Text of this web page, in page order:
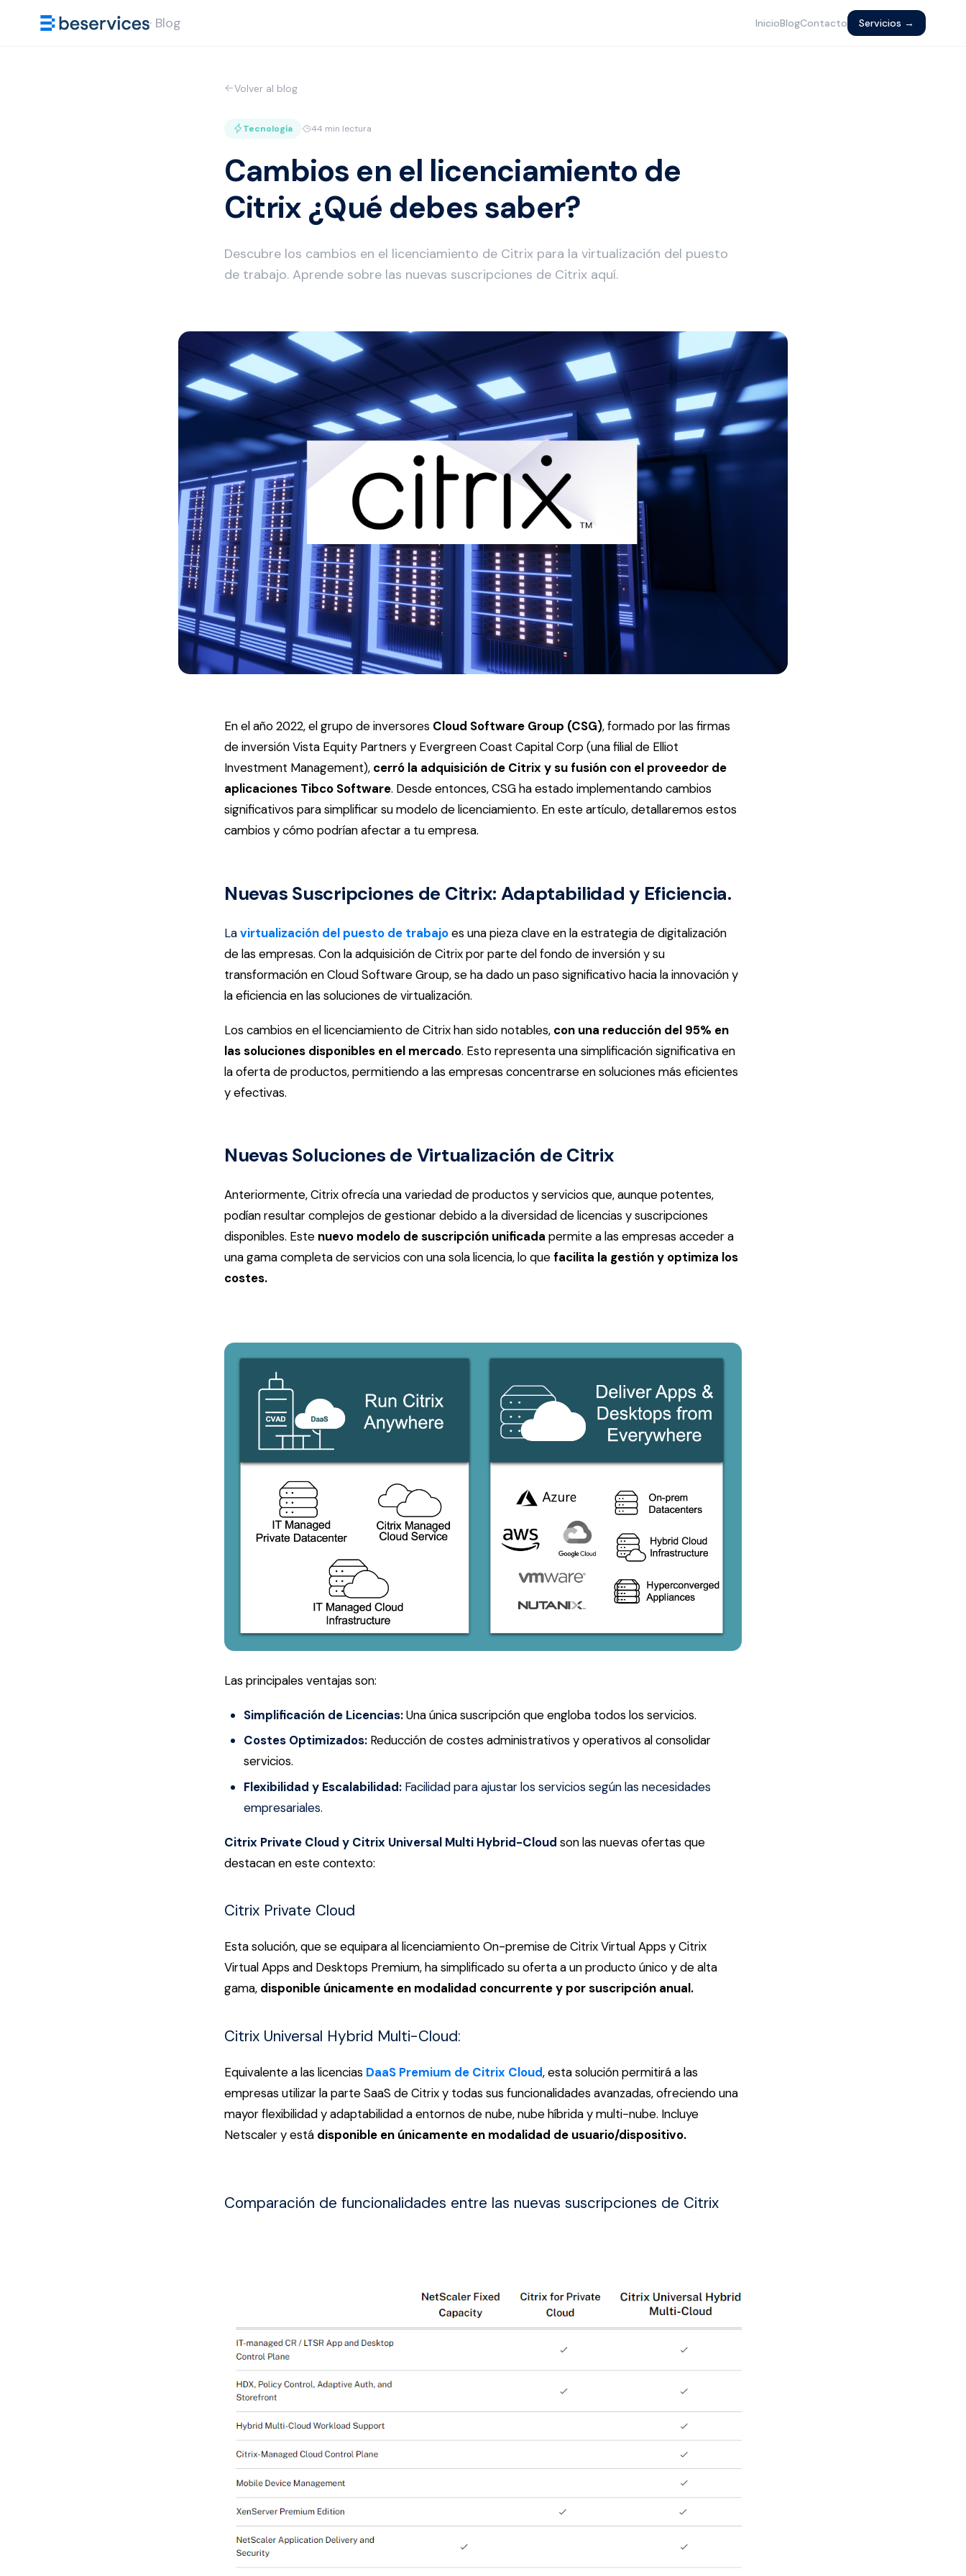
· Blog InicioBlogContacto Servicios →
Volver al blog
Tecnología · 44 min lectura
Cambios en el licenciamiento de
Citrix ¿Qué debes saber?
Descubre los cambios en el licenciamiento de Citrix para la virtualización del puesto
de trabajo. Aprende sobre las nuevas suscripciones de Citrix aquí.
En el año 2022, el grupo de inversores Cloud Software Group (CSG), formado por las firmas
de inversión Vista Equity Partners y Evergreen Coast Capital Corp (una filial de Elliot
Investment Management), cerró la adquisición de Citrix y su fusión con el proveedor de
aplicaciones Tibco Software. Desde entonces, CSG ha estado implementando cambios
significativos para simplificar su modelo de licenciamiento. En este artículo, detallaremos estos
cambios y cómo podrían afectar a tu empresa.
Nuevas Suscripciones de Citrix: Adaptabilidad y Eficiencia.
Lavirtualización del puesto de trabajoes una pieza clave en la estrategia de digitalización
de las empresas. Con la adquisición de Citrix por parte del fondo de inversión y su
transformación en Cloud Software Group, se ha dado un paso significativo hacia la innovación y
la eficiencia en las soluciones de virtualización.
Los cambios en el licenciamiento de Citrix han sido notables, con una reducción del 95% en
las soluciones disponibles en el mercado. Esto representa una simplificación significativa en
la oferta de productos, permitiendo a las empresas concentrarse en soluciones más eficientes
y efectivas.
Nuevas Soluciones de Virtualización de Citrix
Anteriormente, Citrix ofrecía una variedad de productos y servicios que, aunque potentes,
podían resultar complejos de gestionar debido a la diversidad de licencias y suscripciones
disponibles. Este nuevo modelo de suscripción unificada permite a las empresas acceder a
una gama completa de servicios con una sola licencia, lo quefacilita la gestión y optimiza los
costes.
Las principales ventajas son:
Simplificación de Licencias:Una única suscripción que engloba todos los servicios.
Costes Optimizados:Reducción de costes administrativos y operativos al consolidar
servicios.
Flexibilidad y Escalabilidad:Facilidad para ajustar los servicios según las necesidades
empresariales.
Citrix Private Cloud y Citrix Universal Multi Hybrid-Cloud son las nuevas ofertas que
destacan en este contexto:
Citrix Private Cloud
Esta solución, que se equipara al licenciamiento On-premise de Citrix Virtual Apps y Citrix
Virtual Apps and Desktops Premium, ha simplificado su oferta a un producto único y de alta
gama, disponible únicamente en modalidad concurrente y por suscripción anual.
Citrix Universal Hybrid Multi-Cloud:
Equivalente a las licencias DaaS Premium de Citrix Cloud, esta solución permitirá a las
empresas utilizar la parte SaaS de Citrix y todas sus funcionalidades avanzadas, ofreciendo una
mayor flexibilidad y adaptabilidad a entornos de nube, nube híbrida y multi-nube. Incluye
Netscalery está disponible en únicamente en modalidad de usuario/dispositivo.
Comparación de funcionalidades entre las nuevas suscripciones de Citrix